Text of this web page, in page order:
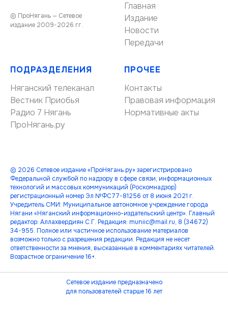
© ПроНягань — Сетевое
издание 2009-2026 гг.
Главная
Издание
Новости
Передачи
ПОДРАЗДЕЛЕНИЯ
Няганский телеканал
Вестник Приобья
Радио 7 Нягань
ПроНягань.ру
ПРОЧЕЕ
Контакты
Правовая информация
Нормативные акты
© 2026 Сетевое издание «ПроНягань.ру» зарегистрировано
Федеральной службой по надзору в сфере связи, информационных
технологий и массовых коммуникаций (Роскомнадзор)
регистрационный номер Эл №ФС77-81256 от 8 июня 2021 г.
Учредитель СМИ: Муниципальное автономное учреждение города
Нягани «Няганский информационно-издательский центр». Главный
редактор: Аллахвердиян С.Г. Редакция: muniic@mail.ru, 8 (34672)
34-955. Полное или частичное использование материалов
возможно только с разрешения редакции. Редакция не несет
ответственности за мнения, высказанные в комментариях читателей.
Возрастное ограничение 16+.
Сетевое издание предназначено
для пользователей старше 16 лет